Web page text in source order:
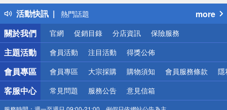
活動快訊
得獎公告
熱門話題
銀行優惠
偏遠地區配送
詐騙網頁！請小心！
more
關於我們
官網 促銷目錄 分店資訊 保險服務
主題活動 會員活動 注目活動 得獎公佈
會員專區 會員專區 大宗採購 購物須知 會員服務條款 隱
客服中心 常見問題 服務公告 意見信箱